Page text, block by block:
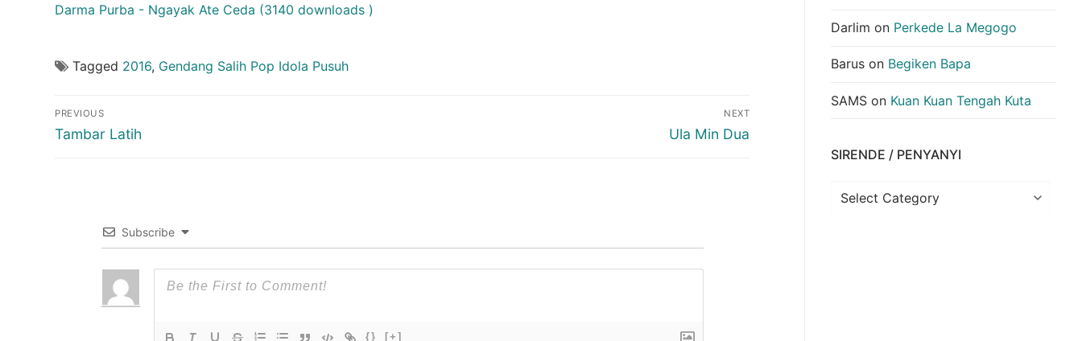
Darma Purba - Ngayak Ate Ceda (3140 downloads )
Tagged 2016, Gendang Salih Pop Idola Pusuh
Post
navigation
PREVIOUS
Previous
Tambar Latih
NEXT
Next
Ula Min Dua
Subscribe
{} [+]
Darlim on Perkede La Megogo
Barus on Begiken Bapa
SAMS on Kuan Kuan Tengah Kuta
SIRENDE / PENYANYI
Sirende